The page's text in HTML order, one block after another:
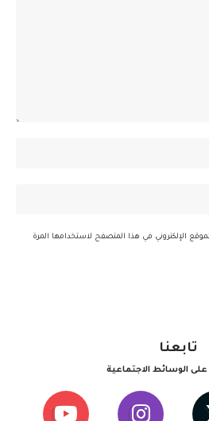
الإلكتروني في هذا المتصفح لاستخدامها المرة
تابعنا
على الوسائط الاجتماعية